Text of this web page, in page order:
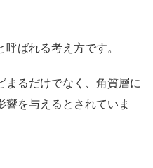
ばれる考え方です。
まるだけでなく、角質層に
を与えるとされていま